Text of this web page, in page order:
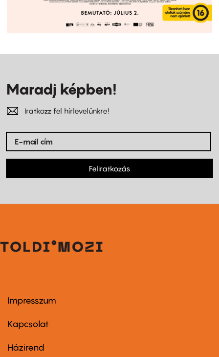
Maradj képben!
Iratkozz fel hírlevelünkre!
Feliratkozás
Footer
first
Impresszum
Kapcsolat
Footer
Házirend